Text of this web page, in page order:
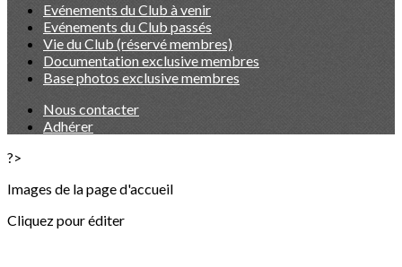
Evénements du Club à venir
Evénements du Club passés
Vie du Club (réservé membres)
Documentation exclusive membres
Base photos exclusive membres
Nous contacter
Adhérer
?>
Images de la page d'accueil
Cliquez pour éditer